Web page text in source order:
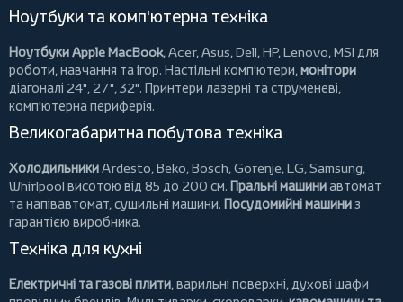
Ноутбуки та комп'ютерна техніка
Ноутбуки Apple MacBook,Acer,Asus,Dell,HP,Lenovo,MSI для
роботи, навчання та ігор. Настільні комп'ютери,монітори
діагоналі 24", 27", 32". Принтери лазерні та струменеві,
комп'ютерна периферія.
Великогабаритна побутова техніка
ХолодильникиArdesto,Beko,Bosch,Gorenje,LG,Samsung,
Whirlpool висотою від 85 до 200 см. Пральні машиниавтомат
та напівавтомат,сушильні машини. Посудомийні машиниз
гарантією виробника.
Техніка для кухні
Електричні та газові плити, варильні поверхні, духові шафи